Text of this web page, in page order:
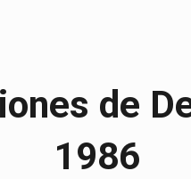
de
1986